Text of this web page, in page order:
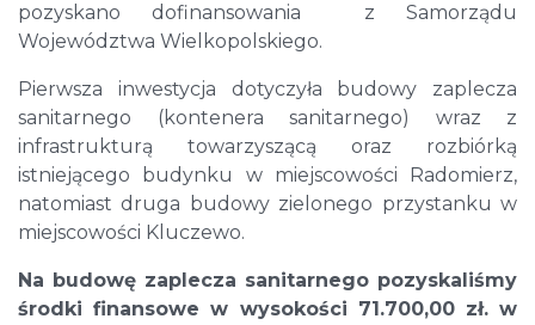
pozyskano dofinansowania z Samorządu
Województwa Wielkopolskiego.
Pierwsza inwestycja dotyczyła budowy zaplecza
sanitarnego (kontenera sanitarnego) wraz z
infrastrukturą towarzyszącą oraz rozbiórką
istniejącego budynku w miejscowości Radomierz,
natomiast druga budowy zielonego przystanku w
miejscowości Kluczewo.
Na budowę zaplecza sanitarnego pozyskaliśmy
środki finansowe w wysokości 71.700,00 zł. w